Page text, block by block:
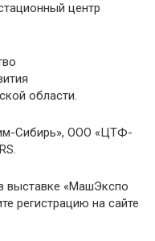
центр
области.
Сибирь», ООО «ЦТФ-
выставке «МашЭкспо
регистрацию на сайте